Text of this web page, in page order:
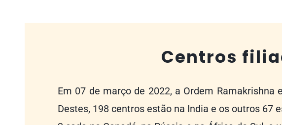
Centros
Em 07 de março de 2022, a Ordem
Destes, 198 centros estão na India e os outros 67